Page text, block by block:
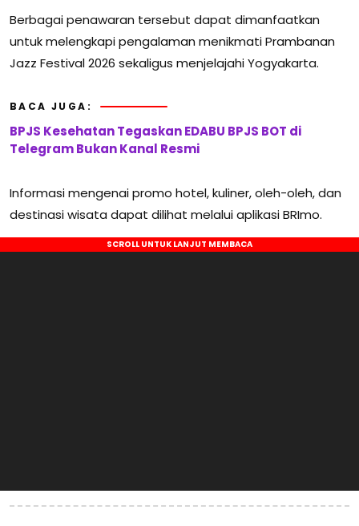
Berbagai penawaran tersebut dapat dimanfaatkan
untuk melengkapi pengalaman menikmati Prambanan
Jazz Festival 2026 sekaligus menjelajahi Yogyakarta.
BACA JUGA:
BPJS Kesehatan Tegaskan EDABU BPJS BOT di
Telegram Bukan Kanal Resmi
Informasi mengenai promo hotel, kuliner, oleh-oleh, dan
destinasi wisata dapat dilihat melalui aplikasi BRImo.